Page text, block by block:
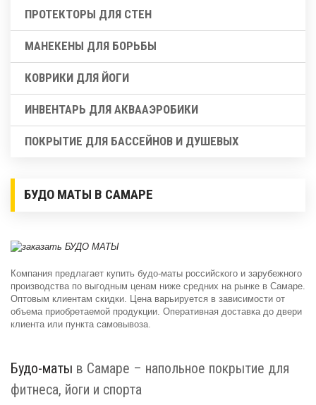
ПРОТЕКТОРЫ ДЛЯ СТЕН
МАНЕКЕНЫ ДЛЯ БОРЬБЫ
КОВРИКИ ДЛЯ ЙОГИ
ИНВЕНТАРЬ ДЛЯ АКВААЭРОБИКИ
ПОКРЫТИЕ ДЛЯ БАССЕЙНОВ И ДУШЕВЫХ
БУДО МАТЫ В САМАРЕ
Компания предлагает купить будо-маты российского и зарубежного
производства по выгодным ценам ниже средних на рынке в Самаре.
Оптовым клиентам скидки. Цена варьируется в зависимости от
объема приобретаемой продукции. Оперативная доставка до двери
клиента или пункта самовывоза.
Будо-маты в Самаре – напольное покрытие для
фитнеса, йоги и спорта